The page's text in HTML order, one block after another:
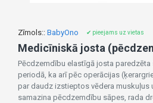
Zīmols:: BabyOno ✔ pieejams uz vietas
Pēcdzemdību elastīgā josta
periodā, ka arī pēc operācijas
par daudz izstieptos vēdera muskuļus
samazina pēcdzemdību sāpes, rada